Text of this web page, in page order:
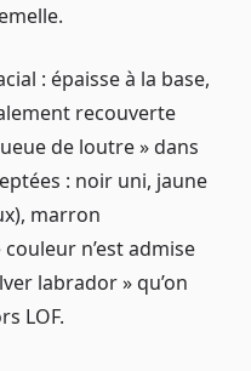
: épaisse à la base,
recouverte
de loutre » dans
: noir uni, jaune
marron
n’est admise
labrador » qu’on
LOF.